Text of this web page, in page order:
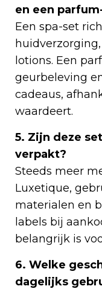
en een
Een spa-set
lotions. Een
geurbeleving
cadeaus,
waardeert.
5. Zijn deze
verpakt?
Steeds meer
Luxetique,
materialen en
labels bij
belangrijk is
6. Welke
dagelijks